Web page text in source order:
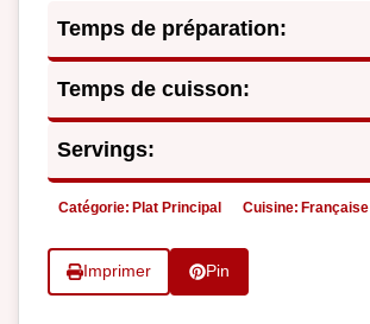
Temps de préparation:
Temps de cuisson:
Servings:
Catégorie: Plat Principal Cuisine: Française
Imprimer Pin